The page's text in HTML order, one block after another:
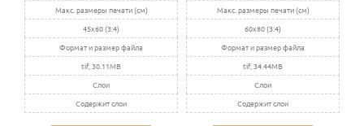
Макс. размеры печати (см)
45x60 (3:4)
Формат и размер файла
tif, 30.11MB
Слои
Содержит слои
Макс. размеры печати (см)
60x80 (3:4)
Формат и размер файла
tif, 34.44MB
Слои
Содержит слои